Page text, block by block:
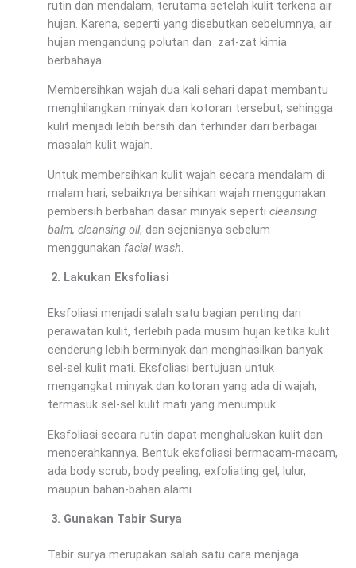
rutin dan mendalam, terutama setelah kulit terkena air
hujan. Karena, seperti yang disebutkan sebelumnya, air
hujan mengandung polutan dan zat-zat kimia
berbahaya.
Membersihkan wajah dua kali sehari dapat membantu
menghilangkan minyak dan kotoran tersebut, sehingga
kulit menjadi lebih bersih dan terhindar dari berbagai
masalah kulit wajah.
Untuk membersihkan kulit wajah secara mendalam di
malam hari, sebaiknya bersihkan wajah menggunakan
pembersih berbahan dasar minyak seperti cleansing
balm, cleansing oil, dan sejenisnya sebelum
menggunakan facial wash.
Lakukan Eksfoliasi
Eksfoliasi menjadi salah satu bagian penting dari
perawatan kulit, terlebih pada musim hujan ketika kulit
cenderung lebih berminyak dan menghasilkan banyak
sel-sel kulit mati. Eksfoliasi bertujuan untuk
mengangkat minyak dan kotoran yang ada di wajah,
termasuk sel-sel kulit mati yang menumpuk.
Eksfoliasi secara rutin dapat menghaluskan kulit dan
mencerahkannya. Bentuk eksfoliasi bermacam-macam,
ada body scrub, body peeling, exfoliating gel, lulur,
maupun bahan-bahan alami.
Gunakan Tabir Surya
Tabir surya merupakan salah satu cara menjaga